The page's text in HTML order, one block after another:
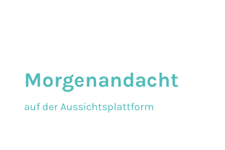
Morgenandacht
auf der Aussichtsplattform